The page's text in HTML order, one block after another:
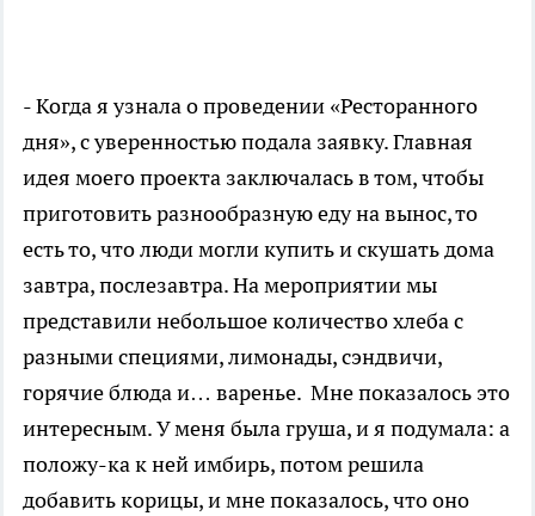
- Когда я узнала о проведении «Ресторанного
дня», с уверенностью подала заявку. Главная
идея моего проекта заключалась в том, чтобы
приготовить разнообразную еду на вынос, то
есть то, что люди могли купить и скушать дома
завтра, послезавтра. На мероприятии мы
представили небольшое количество хлеба с
разными специями, лимонады, сэндвичи,
горячие блюда и… варенье. Мне показалось это
интересным. У меня была груша, и я подумала: а
положу-ка к ней имбирь, потом решила
добавить корицы, и мне показалось, что оно